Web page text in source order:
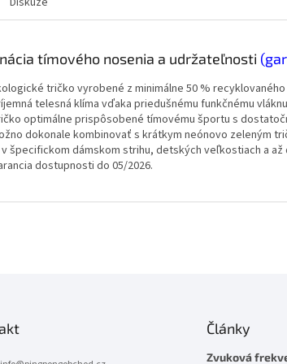
tímového nosenia a udržateľnosti
tričko vyrobené z minimálne 50 %
telesná klíma vďaka priedušnému funkčnému vláknu
optimálne prispôsobené tímovému športu s
dokonale kombinovať s krátkym neónovo zeleným
v špecifickom dámskom strihu, detských veľkostiach a až
dostupnosti do 05/2026.
Články
Zvuková